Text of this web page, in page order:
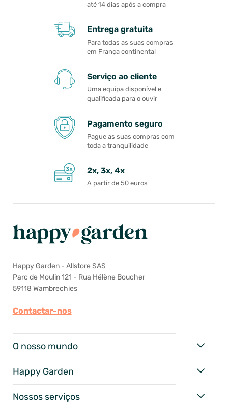
até 14 dias após a compra
Entrega gratuita
Para todas as suas compras
em França continental
Serviço ao cliente
Uma equipa disponível e
qualificada para o ouvir
Pagamento seguro
Pague as suas compras com
toda a tranquilidade
2x, 3x, 4x
A partir de 50 euros
Happy Garden - Allstore SAS
Parc de Moulin 121 - Rua Hélène Boucher
59118 Wambrechies
Contactar-nos
O nosso mundo
Happy Garden
Nossos serviços